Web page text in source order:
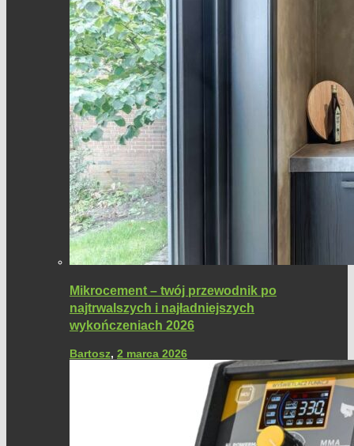
Mikrocement – twój przewodnik po
najtrwalszych i najładniejszych
wykończeniach 2026
Bartosz, 2 marca 2026